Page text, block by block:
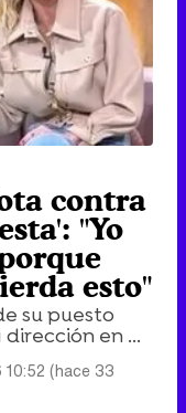
contra
"Yo
esto"
su puesto
en ...
10:52 (hace 33